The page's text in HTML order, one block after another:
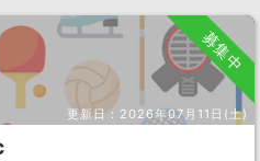
募集中
更新日： 2026年07月11日(土)